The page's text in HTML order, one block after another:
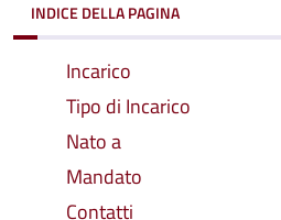
INDICE DELLA PAGINA
Incarico
Tipo di Incarico
Nato a
Mandato
Contatti